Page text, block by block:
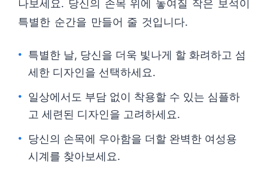
나보세요. 당신의 손목 위에 놓여질 작은 보석이
특별한 순간을 만들어 줄 것입니다.
특별한 날, 당신을 더욱 빛나게 할 화려하고 섬
세한 디자인을 선택하세요.
일상에서도 부담 없이 착용할 수 있는 심플하
고 세련된 디자인을 고려하세요.
당신의 손목에 우아함을 더할 완벽한 여성용
시계를 찾아보세요.